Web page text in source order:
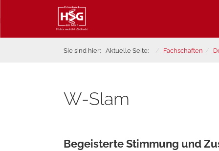
Sie sind hier: Aktuelle Seite: Fachschaften
W-Slam
Begeisterte Stimmung und